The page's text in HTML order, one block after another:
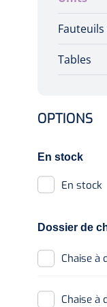
Tables
OPTIONS
En stock
En stock
Dossier de
Chaise
Chaise